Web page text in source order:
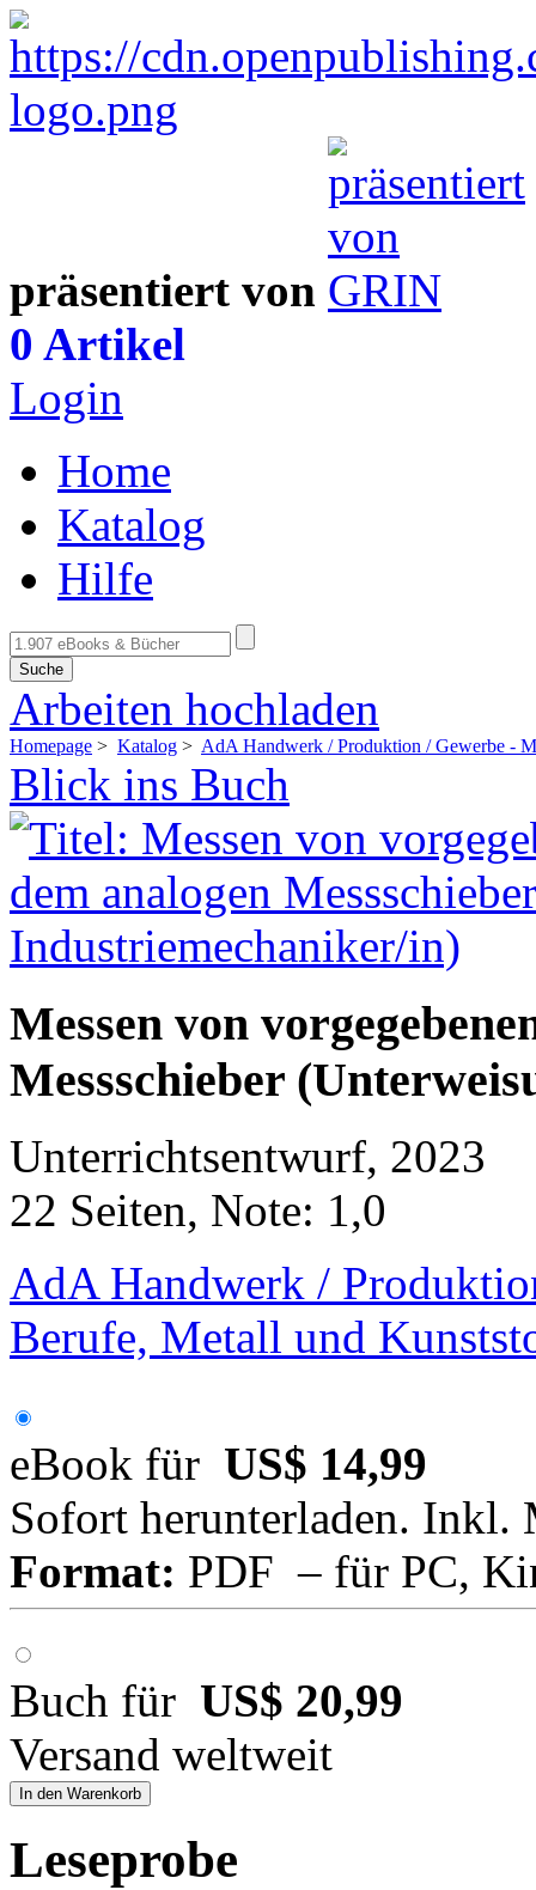
präsentiert von
0 Artikel
Login
Home
Katalog
Hilfe
Suche
Arbeiten hochladen
Homepage > Katalog > AdA Handwerk / Produktion / Gewerbe -
Blick ins Buch
Messen von
Messschieber
Unterrichtsentwurf, 2023
22 Seiten, Note: 1,0
AdA Handwerk /
Berufe, Metall und
eBook für US$ 14,99
Sofort herunterladen. Inkl.
Format: PDF – für PC,
Buch für US$ 20,99
Versand weltweit
In den Warenkorb
Leseprobe